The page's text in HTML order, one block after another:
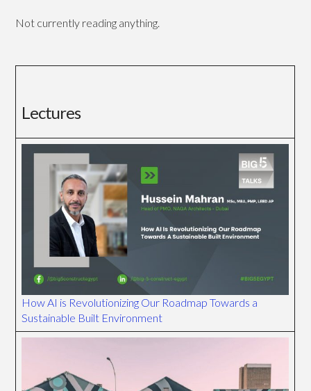
Not currently reading anything.
Lectures
How AI is Revolutionizing Our Roadmap Towards a
Sustainable Built Environment